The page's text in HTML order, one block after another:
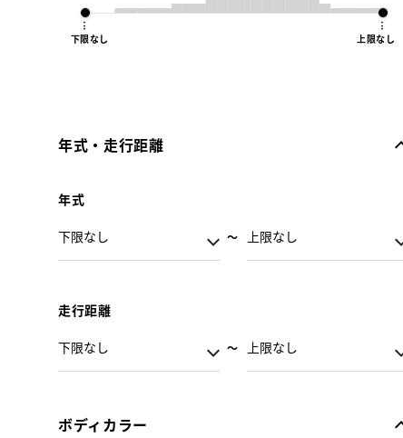
下限なし 上限なし
年式・走行距離
年式
走行距離
ボディカラー